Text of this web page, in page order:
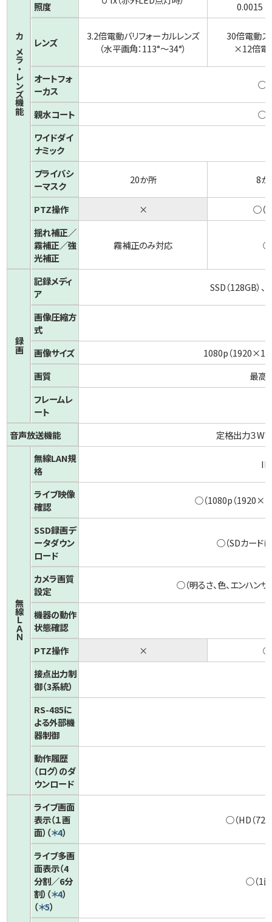
カメラ・レンズ機能
照度 0.0015 lx
レンズ
3.2倍電動バリフォーカルレンズ
（水平画角：113°～34°）
30倍電動ズ
×12倍電
オートフォ
ーカス
○
親水コート
○
ワイドダイ
ナミック
プライバシ
ーマスク
20か所 8か
PTZ操作 × ○（
揺れ補正／
霧補正／強
光補正
霧補正のみ対応 ○
録画
記録メディ
ア
SSD（128GB）、
画像圧縮方
式
画像サイズ
1080p（
画質
最高
フレームレ
ート
音声放送機能 定格出力３W
無線ＬＡＮ
無線LAN規
格
ライブ映像
確認
○（1080p（
SSD録画デ
ータダウン
ロード
○（SDカード
カメラ画質
設定
○（明るさ、色、エンハンサ
機器の動作
状態確認
PTZ操作
×
○
接点出力制
御（3系統）
RS-485に
よる外部機
器制御
動作履歴
（ログ）のダ
ウンロード
ライブ画面
表示（１画
面）（＊4）
○（HD（
ライブ多画
面表示（4
分割／6分
割） （＊4）
（＊5）
○（1